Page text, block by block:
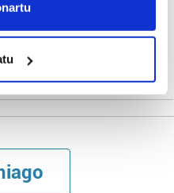
your geographical
actively scanning it for
personal data is processed
besteak beste,
baretzeko"
berri bat egingo
Hitza